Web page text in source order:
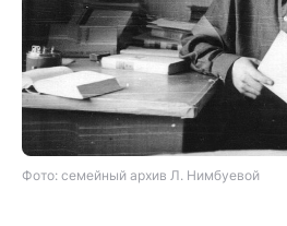
Фото: семейный архив Л. Нимбуевой